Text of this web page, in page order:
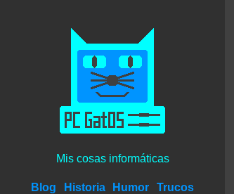
Mis cosas informáticas
Blog Historia Humor
Trucos